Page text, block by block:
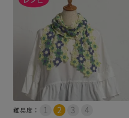
難易度：